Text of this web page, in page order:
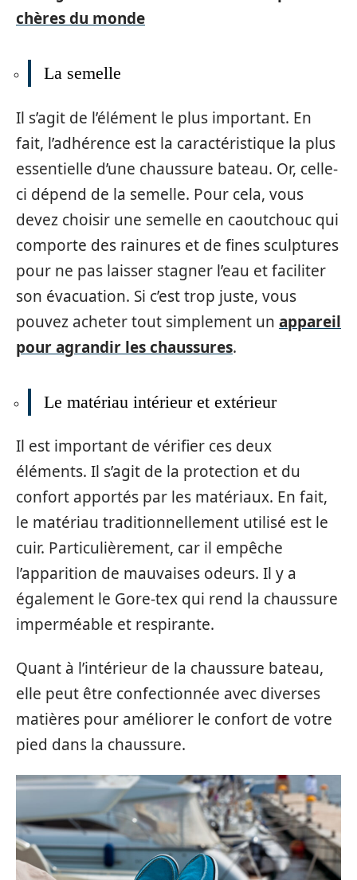
chères du monde
La semelle
Il s’agit de l’élément le plus important. En
fait, l’adhérence est la caractéristique la plus
essentielle d’une chaussure bateau. Or, celle-
ci dépend de la semelle. Pour cela, vous
devez choisir une semelle en caoutchouc qui
comporte des rainures et de fines sculptures
pour ne pas laisser stagner l’eau et faciliter
son évacuation. Si c’est trop juste, vous
pouvez acheter tout simplement un appareil
pour agrandir les chaussures.
Le matériau intérieur et extérieur
Il est important de vérifier ces deux
éléments. Il s’agit de la protection et du
confort apportés par les matériaux. En fait,
le matériau traditionnellement utilisé est le
cuir. Particulièrement, car il empêche
l’apparition de mauvaises odeurs. Il y a
également le Gore-tex qui rend la chaussure
imperméable et respirante.
Quant à l’intérieur de la chaussure bateau,
elle peut être confectionnée avec diverses
matières pour améliorer le confort de votre
pied dans la chaussure.